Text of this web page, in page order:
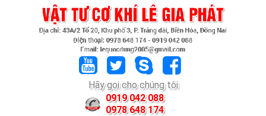
Hãy gọi cho chúng tôi
0919 042 088
0978 648 174